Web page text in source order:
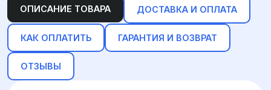
ОПИСАНИЕ ТОВАРА ДОСТАВКА И ОПЛАТА
КАК ОПЛАТИТЬ ГАРАНТИЯ И ВОЗВРАТ
ОТЗЫВЫ